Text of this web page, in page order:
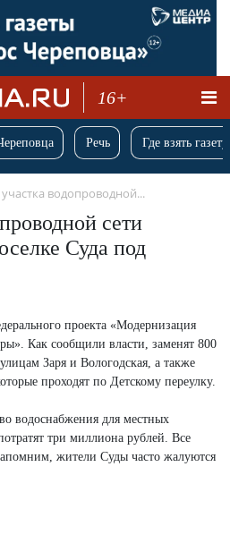
16+
Речь Где взять
водопроводной...
сети
Суда под
проекта «Модернизация
Как сообщили власти, заменят 800
Заря и Вологодская, а также
проходят по Детскому переулку.
водоснабжения для местных
три миллиона рублей. Все
жители Суды часто жалуются